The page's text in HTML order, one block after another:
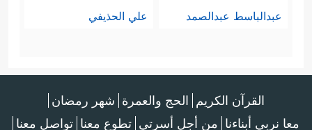
عبدالباسط عبدالصمد علي الحذيفي
القرآن الكريم الحج والعمرة شهر رمضان
معا نربي أبناءنا من أجل أسرتي تطوع معنا تواصل معنا